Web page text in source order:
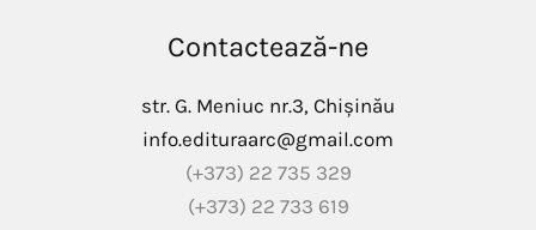
Contactează-ne
str. G. Meniuc nr.3, Chișinău
info.edituraarc@gmail.com
(+373) 22 735 329
(+373) 22 733 619